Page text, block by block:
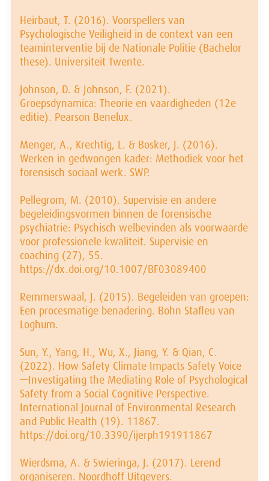
Heirbaut, T. (2016). Voorspellers van
Psychologische Veiligheid in de context van een
teaminterventie bij de Nationale Politie (Bachelor
these). Universiteit Twente.
Johnson, D. & Johnson, F. (2021).
Groepsdynamica: Theorie en vaardigheden (12e
editie). Pearson Benelux.
Menger, A., Krechtig, L. & Bosker, J. (2016).
Werken in gedwongen kader: Methodiek voor het
forensisch sociaal werk. SWP.
Pellegrom, M. (2010). Supervisie en andere
begeleidingsvormen binnen de forensische
psychiatrie: Psychisch welbevinden als voorwaarde
voor professionele kwaliteit. Supervisie en
coaching (27), 55.
https://dx.doi.org/10.1007/BF03089400
Remmerswaal, J. (2015). Begeleiden van groepen:
Een procesmatige benadering. Bohn Stafleu van
Loghum.
Sun, Y., Yang, H., Wu, X., Jiang, Y. & Qian, C.
(2022). How Safety Climate Impacts Safety Voice
—Investigating the Mediating Role of Psychological
Safety from a Social Cognitive Perspective.
International Journal of Environmental Research
and Public Health (19). 11867.
https://doi.org/10.3390/ijerph191911867
Wierdsma, A. & Swieringa, J. (2017). Lerend
organiseren. Noordhoff Uitgevers.